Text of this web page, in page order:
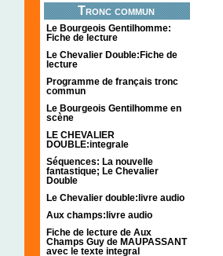
Tronc commun
Le Bourgeois Gentilhomme:
Fiche de lecture
Le Chevalier Double:Fiche de
lecture
Programme de français tronc
commun
Le Bourgeois Gentilhomme en
scène
LE CHEVALIER
DOUBLE:integrale
Séquences: La nouvelle
fantastique; Le Chevalier
Double
Le Chevalier double:livre audio
Aux champs:livre audio
Fiche de lecture de Aux
Champs Guy de MAUPASSANT
avec le texte integral